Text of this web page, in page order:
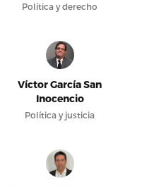
Política y derecho
Víctor García San
Inocencio
Política y justicia